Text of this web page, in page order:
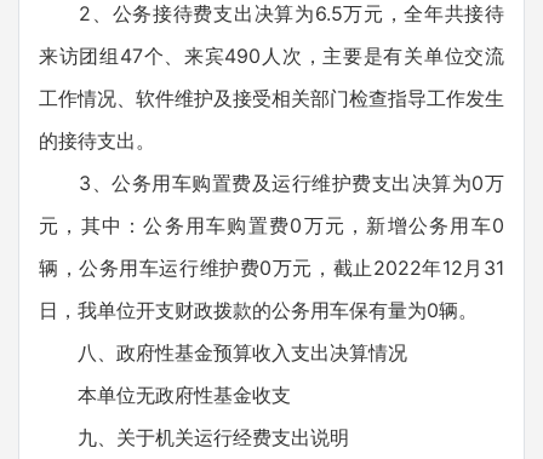
2、公务接待费支出决算为6.5万元，全年共接待
来访团组47个、来宾490人次，主要是有关单位交流
工作情况、软件维护及接受相关部门检查指导工作发生
的接待支出。
3、公务用车购置费及运行维护费支出决算为0万
元，其中：公务用车购置费0万元，新增公务用车0
辆，公务用车运行维护费0万元，截止2022年12月31
日，我单位开支财政拨款的公务用车保有量为0辆。
八、政府性基金预算收入支出决算情况
本单位无政府性基金收支
九、关于机关运行经费支出说明